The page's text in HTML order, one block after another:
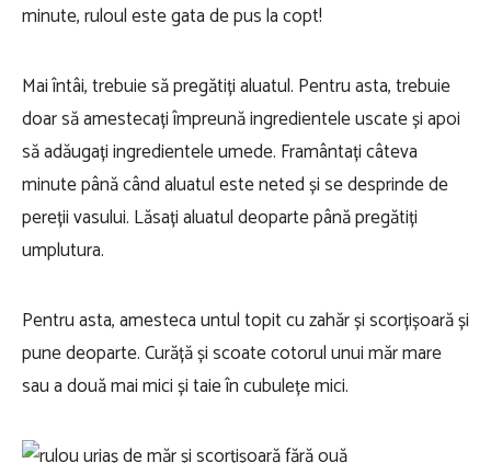
minute, ruloul este gata de pus la copt!
Mai întâi, trebuie să pregătiți aluatul. Pentru asta, trebuie
doar să amestecați împreună ingredientele uscate și apoi
să adăugați ingredientele umede. Framântați câteva
minute până când aluatul este neted și se desprinde de
pereții vasului. Lăsați aluatul deoparte până pregătiți
umplutura.
Pentru asta, amesteca untul topit cu zahăr și scorțișoară și
pune deoparte. Curăță și scoate cotorul unui măr mare
sau a două mai mici și taie în cubulețe mici.